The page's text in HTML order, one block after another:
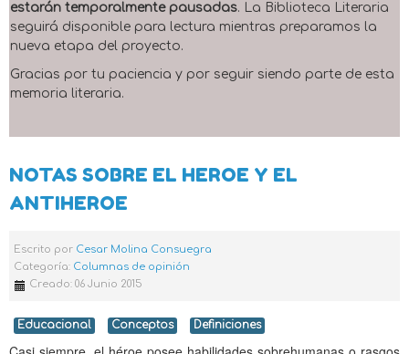
estarán temporalmente pausadas. La Biblioteca Literaria
seguirá disponible para lectura mientras preparamos la
nueva etapa del proyecto.
Gracias por tu paciencia y por seguir siendo parte de esta
memoria literaria.
NOTAS SOBRE EL HEROE Y EL
ANTIHEROE
Escrito por Cesar Molina Consuegra
Categoría: Columnas de opinión
Creado: 06 Junio 2015
Educacional Conceptos Definiciones